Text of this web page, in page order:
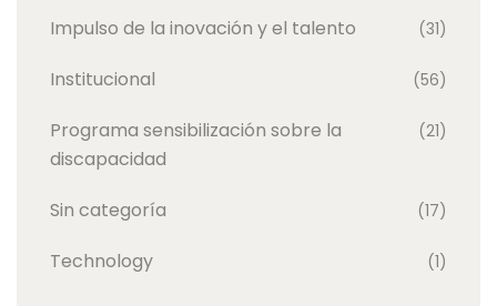
Impulso de la inovación y el talento (31)
Institucional (56)
Programa sensibilización sobre la
discapacidad
(21)
Sin categoría (17)
Technology (1)